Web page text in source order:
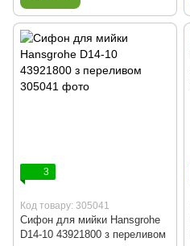
3
Код товару: 305041
Сифон для мийки Hansgrohe
D14-10 43921800 з переливом